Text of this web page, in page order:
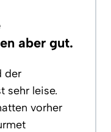
aber gut.
der
sehr leise.
vorher